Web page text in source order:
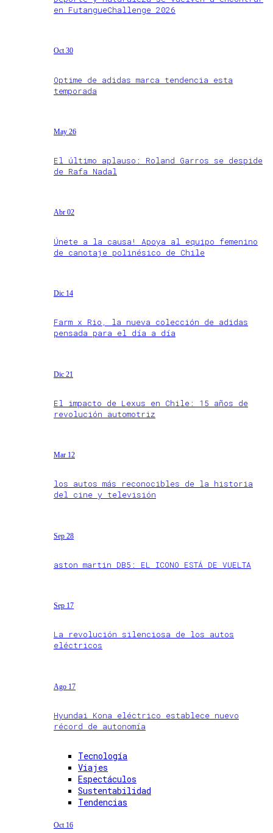
en FutangueChallenge 2026
Oct 30
Optime de adidas marca tendencia esta
temporada
May 26
El último aplauso: Roland Garros se despide
de Rafa Nadal
Abr 02
Únete a la causa! Apoya al equipo femenino
de canotaje polinésico de Chile
Dic 14
Farm x Rio, la nueva colección de adidas
pensada para el día a día
Dic 21
El impacto de Lexus en Chile: 15 años de
revolución automotriz
Mar 12
los autos más reconocibles de la historia
del cine y televisión
Sep 28
aston martin DB5: EL ICONO ESTÁ DE VUELTA
Sep 17
La revolución silenciosa de los autos
eléctricos
Ago 17
Hyundai Kona eléctrico establece nuevo
récord de autonomía
Tecnología
Viajes
Espectáculos
Sustentabilidad
Tendencias
Oct 16